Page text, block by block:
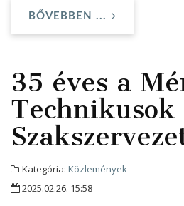
BŐVEBBEN ...
35 éves a
Technikusok
Kategória: Közlemények
2025.02.26. 15:58